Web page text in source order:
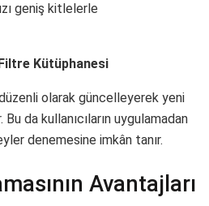
geniş kitlelerle
Kütüphanesi
olarak güncelleyerek yeni
da kullanıcıların uygulamadan
denemesine imkân tanır.
Avantajları